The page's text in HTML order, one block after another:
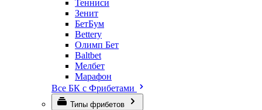
Тенниси
Зенит
БетБум
Bettery
Олимп Бет
Baltbet
Мелбет
Марафон
Все БК с Фрибетами
Типы фрибетов